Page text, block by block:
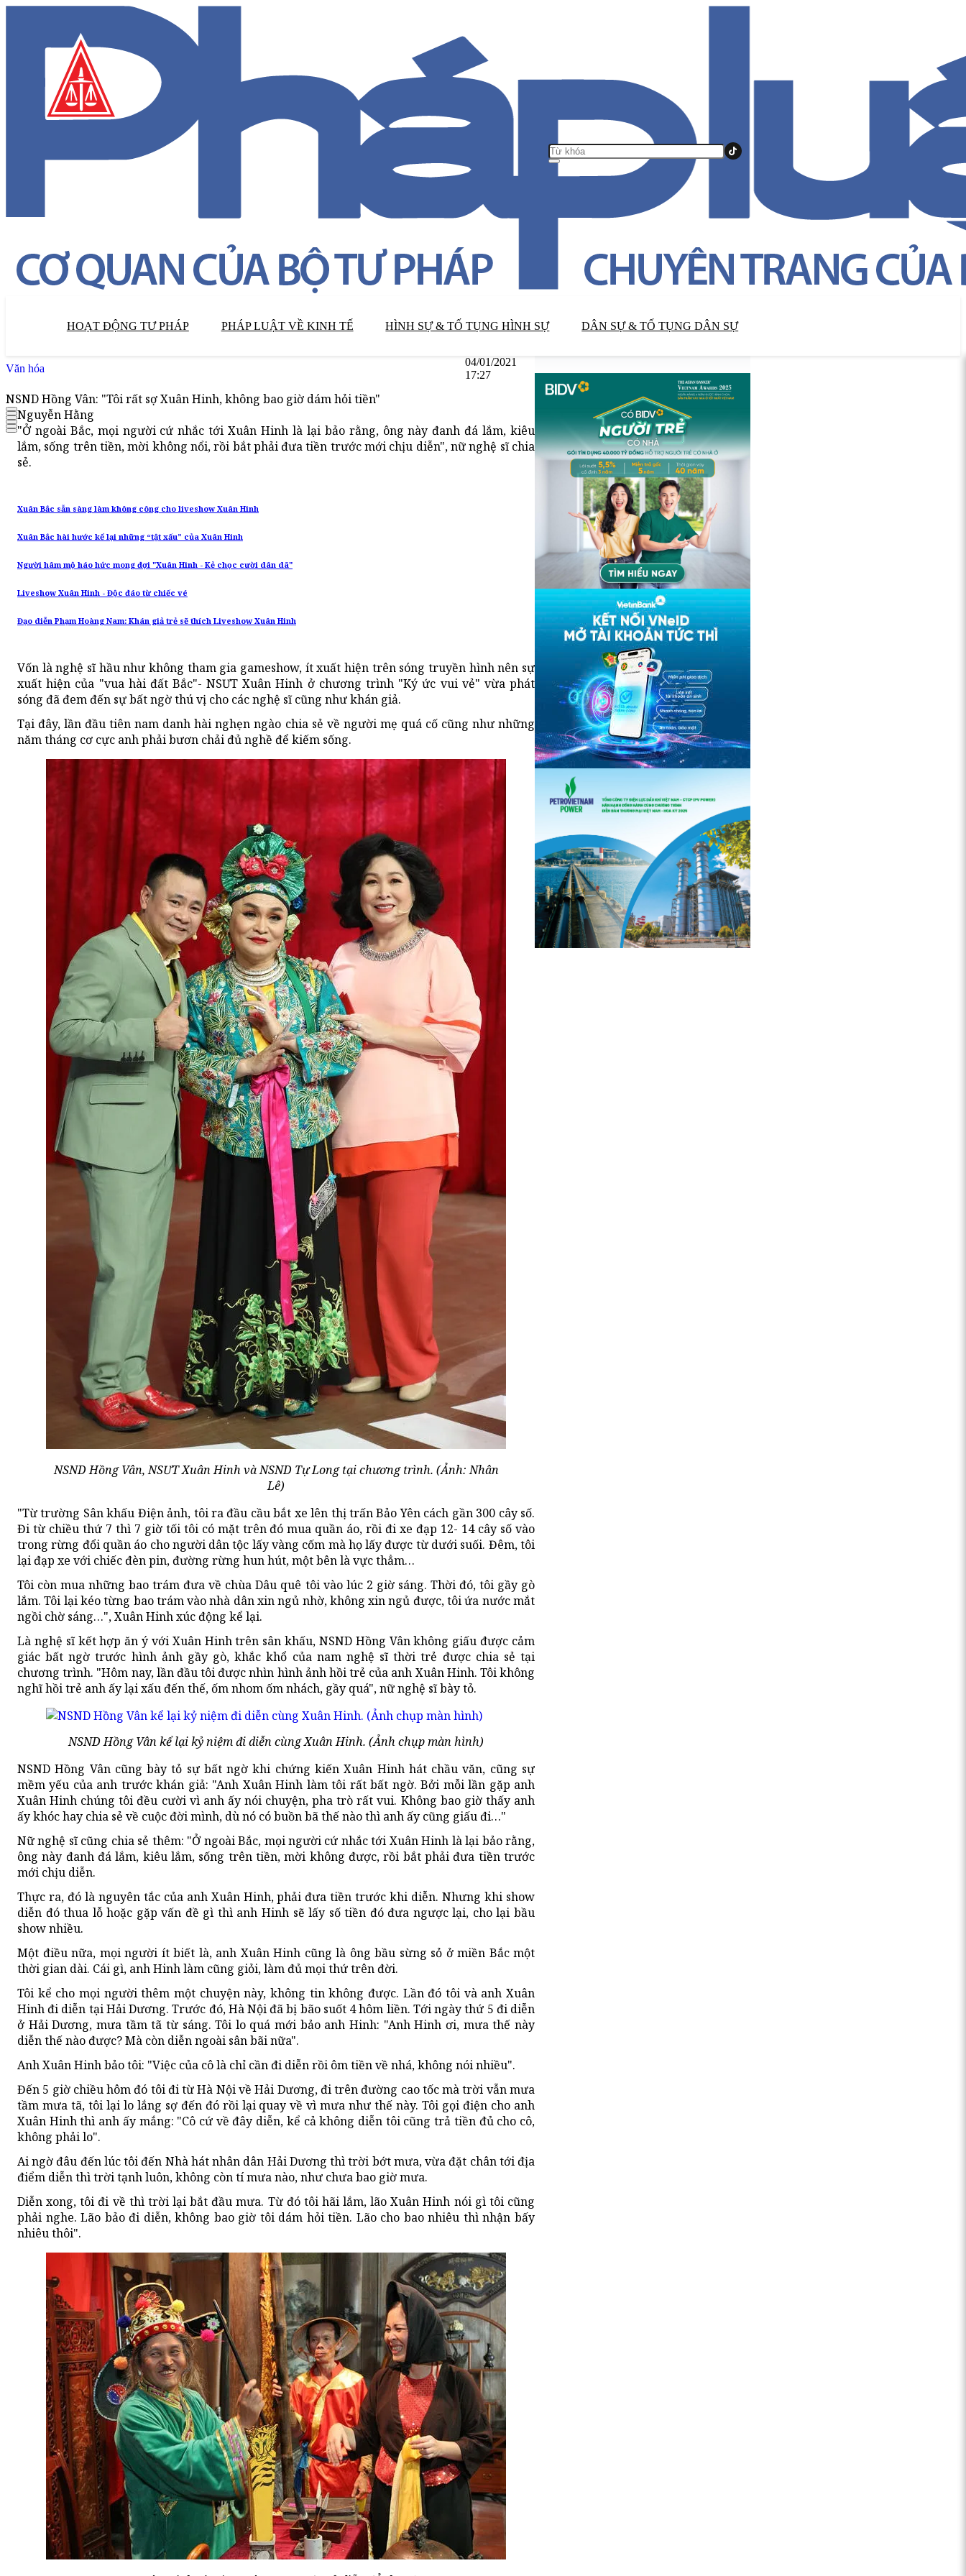
HOẠT ĐỘNG TƯ PHÁP PHÁP LUẬT VỀ KINH TẾ HÌNH SỰ & TỐ TỤNG HÌNH SỰ DÂN SỰ & TỐ TỤNG DÂN SỰ
Văn hóa
04/01/2021
17:27
NSND Hồng Vân: "Tôi rất sợ Xuân Hinh, không bao giờ dám hỏi tiền"
Nguyễn Hằng
"Ở ngoài Bắc, mọi người cứ nhắc tới Xuân Hinh là lại bảo rằng, ông này đanh đá lắm, kiêu
lắm, sống trên tiền, mời không nổi, rồi bắt phải đưa tiền trước mới chịu diễn", nữ nghệ sĩ chia
sẻ.
Xuân Bắc sẵn sàng làm không công cho liveshow Xuân Hinh
Xuân Bắc hài hước kể lại những “tật xấu” của Xuân Hinh
Người hâm mộ háo hức mong đợi "Xuân Hinh - Kẻ chọc cười dân dã"
Liveshow Xuân Hinh - Độc đáo từ chiếc vé
Đạo diễn Phạm Hoàng Nam: Khán giả trẻ sẽ thích Liveshow Xuân Hinh
Vốn là nghệ sĩ hầu như không tham gia gameshow, ít xuất hiện trên sóng truyền hình nên sự
xuất hiện của "vua hài đất Bắc"- NSƯT Xuân Hinh ở chương trình "Ký ức vui vẻ" vừa phát
sóng đã đem đến sự bất ngờ thú vị cho các nghệ sĩ cũng như khán giả.
Tại đây, lần đầu tiên nam danh hài nghẹn ngào chia sẻ về người mẹ quá cố cũng như những
năm tháng cơ cực anh phải bươn chải đủ nghề để kiếm sống.
NSND Hồng Vân, NSƯT Xuân Hinh và NSND Tự Long tại chương trình. (Ảnh: Nhân
Lê)
"Từ trường Sân khấu Điện ảnh, tôi ra đầu cầu bắt xe lên thị trấn Bảo Yên cách gần 300 cây số.
Đi từ chiều thứ 7 thì 7 giờ tối tôi có mặt trên đó mua quần áo, rồi đi xe đạp 12- 14 cây số vào
trong rừng đổi quần áo cho người dân tộc lấy vàng cốm mà họ lấy được từ dưới suối. Đêm, tôi
lại đạp xe với chiếc đèn pin, đường rừng hun hút, một bên là vực thẳm…
Tôi còn mua những bao trám đưa về chùa Dâu quê tôi vào lúc 2 giờ sáng. Thời đó, tôi gầy gò
lắm. Tôi lại kéo từng bao trám vào nhà dân xin ngủ nhờ, không xin ngủ được, tôi ứa nước mắt
ngồi chờ sáng…", Xuân Hinh xúc động kể lại.
Là nghệ sĩ kết hợp ăn ý với Xuân Hinh trên sân khấu, NSND Hồng Vân không giấu được cảm
giác bất ngờ trước hình ảnh gầy gò, khắc khổ của nam nghệ sĩ thời trẻ được chia sẻ tại
chương trình. "Hôm nay, lần đầu tôi được nhìn hình ảnh hồi trẻ của anh Xuân Hinh. Tôi không
nghĩ hồi trẻ anh ấy lại xấu đến thế, ốm nhom ốm nhách, gầy quá", nữ nghệ sĩ bày tỏ.
NSND Hồng Vân kể lại kỷ niệm đi diễn cùng Xuân Hinh. (Ảnh chụp màn hình)
NSND Hồng Vân cũng bày tỏ sự bất ngờ khi chứng kiến Xuân Hinh hát chầu văn, cũng sự
mềm yếu của anh trước khán giả: "Anh Xuân Hinh làm tôi rất bất ngờ. Bởi mỗi lần gặp anh
Xuân Hinh chúng tôi đều cười vì anh ấy nói chuyện, pha trò rất vui. Không bao giờ thấy anh
ấy khóc hay chia sẻ về cuộc đời mình, dù nó có buồn bã thế nào thì anh ấy cũng giấu đi…"
Nữ nghệ sĩ cũng chia sẻ thêm: "Ở ngoài Bắc, mọi người cứ nhắc tới Xuân Hinh là lại bảo rằng,
ông này đanh đá lắm, kiêu lắm, sống trên tiền, mời không được, rồi bắt phải đưa tiền trước
mới chịu diễn.
Thực ra, đó là nguyên tắc của anh Xuân Hinh, phải đưa tiền trước khi diễn. Nhưng khi show
diễn đó thua lỗ hoặc gặp vấn đề gì thì anh Hinh sẽ lấy số tiền đó đưa ngược lại, cho lại bầu
show nhiều.
Một điều nữa, mọi người ít biết là, anh Xuân Hinh cũng là ông bầu sừng sỏ ở miền Bắc một
thời gian dài. Cái gì, anh Hinh làm cũng giỏi, làm đủ mọi thứ trên đời.
Tôi kể cho mọi người thêm một chuyện này, không tin không được. Lần đó tôi và anh Xuân
Hinh đi diễn tại Hải Dương. Trước đó, Hà Nội đã bị bão suốt 4 hôm liền. Tới ngày thứ 5 đi diễn
ở Hải Dương, mưa tầm tã từ sáng. Tôi lo quá mới bảo anh Hinh: "Anh Hinh ơi, mưa thế này
diễn thế nào được? Mà còn diễn ngoài sân bãi nữa".
Anh Xuân Hinh bảo tôi: "Việc của cô là chỉ cần đi diễn rồi ôm tiền về nhá, không nói nhiều".
Đến 5 giờ chiều hôm đó tôi đi từ Hà Nội về Hải Dương, đi trên đường cao tốc mà trời vẫn mưa
tầm mưa tã, tôi lại lo lắng sợ đến đó rồi lại quay về vì mưa như thế này. Tôi gọi điện cho anh
Xuân Hinh thì anh ấy mắng: "Cô cứ về đây diễn, kể cả không diễn tôi cũng trả tiền đủ cho cô,
không phải lo".
Ai ngờ đâu đến lúc tôi đến Nhà hát nhân dân Hải Dương thì trời bớt mưa, vừa đặt chân tới địa
điểm diễn thì trời tạnh luôn, không còn tí mưa nào, như chưa bao giờ mưa.
Diễn xong, tôi đi về thì trời lại bắt đầu mưa. Từ đó tôi hãi lắm, lão Xuân Hinh nói gì tôi cũng
phải nghe. Lão bảo đi diễn, không bao giờ tôi dám hỏi tiền. Lão cho bao nhiêu thì nhận bấy
nhiêu thôi".